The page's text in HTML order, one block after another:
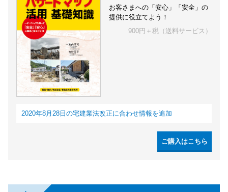
お客さまへの「安心」「安全」の
提供に役立てよう！
900円＋税（送料サービス）
2020年8月28日の宅建業法改正に合わせ情報を追加
ご購入はこちら